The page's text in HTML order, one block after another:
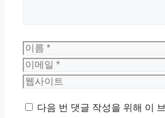
이
름
이
메
웹
이
다음 번 댓글 작성을 위해 이 브